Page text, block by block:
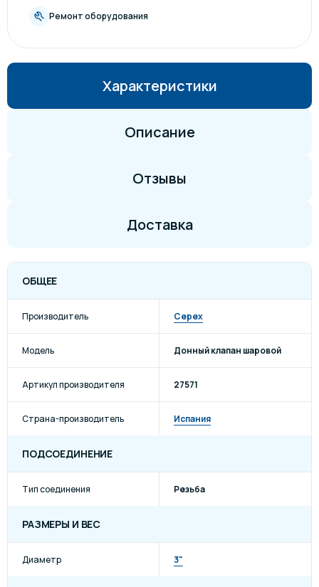
Ремонт оборудования
Характеристики
Описание
Отзывы
Доставка
ОБЩЕЕ
Производитель Cepex
Модель Донный клапан шаровой
Артикул производителя 27571
Страна-производитель Испания
ПОДСОЕДИНЕНИЕ
Тип соединения Резьба
РАЗМЕРЫ И ВЕС
Диаметр 3"